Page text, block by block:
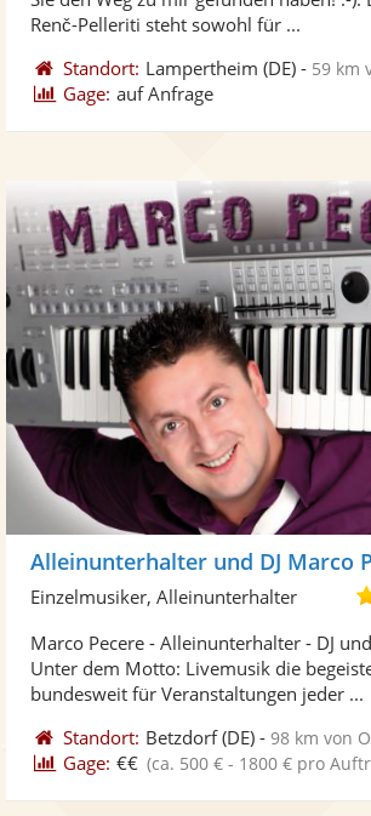
Renč-Pelleriti steht sowohl für ...
Standort: Lampertheim (DE) - 59 km
Gage: auf Anfrage
Alleinunterhalter und DJ Marco
Einzelmusiker, Alleinunterhalter
Marco Pecere - Alleinunterhalter - DJ
Unter dem Motto: Livemusik die
bundesweit für Veranstaltungen jeder ...
Standort: Betzdorf(DE) -98 km von
Gage: €€ (ca. 500 € - 1800 € pro